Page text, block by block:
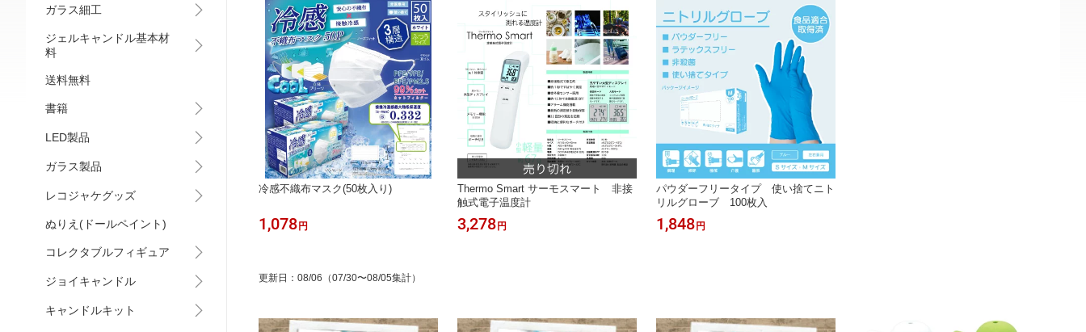
ガラス細工
ジェルキャンドル基本材
料
送料無料
書籍
LED製品
ガラス製品
レコジャケグッズ
ぬりえ(ドールペイント)
コレクタブルフィギュア
ジョイキャンドル
キャンドルキット
冷感不織布マスク(50枚入り)
1,078 円
Thermo Smart サーモスマート 非接
触式電子温度計
3,278 円
パウダーフリータイプ 使い捨てニト
リルグローブ 100枚入
1,848 円
更新日 ： 08/06 （07/30〜08/05集計）